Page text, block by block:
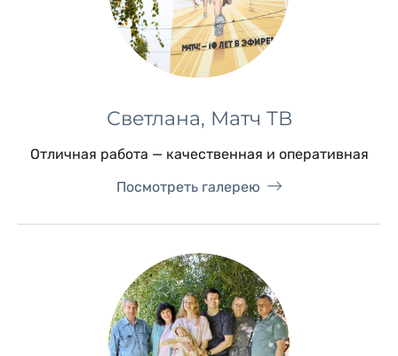
Светлана, Матч ТВ
Отличная работа — качественная и оперативная
Посмотреть галерею